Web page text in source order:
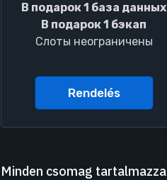
В подарок 1 база данных
В подарок 1 бэкап
Слоты неограничены
Rendelés
Minden csomag tartalmazza